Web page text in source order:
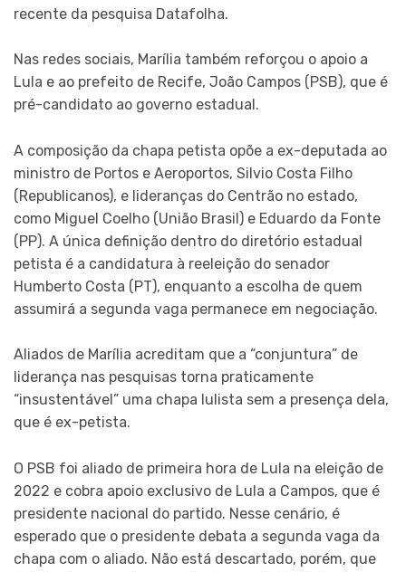
recente da pesquisa Datafolha.
Nas redes sociais, Marília também reforçou o apoio a
Lula e ao prefeito de Recife, João Campos (PSB), que é
pré-candidato ao governo estadual.
A composição da chapa petista opõe a ex-deputada ao
ministro de Portos e Aeroportos, Silvio Costa Filho
(Republicanos), e lideranças do Centrão no estado,
como Miguel Coelho (União Brasil) e Eduardo da Fonte
(PP). A única definição dentro do diretório estadual
petista é a candidatura à reeleição do senador
Humberto Costa (PT), enquanto a escolha de quem
assumirá a segunda vaga permanece em negociação.
Aliados de Marília acreditam que a “conjuntura” de
liderança nas pesquisas torna praticamente
“insustentável” uma chapa lulista sem a presença dela,
que é ex-petista.
O PSB foi aliado de primeira hora de Lula na eleição de
2022 e cobra apoio exclusivo de Lula a Campos, que é
presidente nacional do partido. Nesse cenário, é
esperado que o presidente debata a segunda vaga da
chapa com o aliado. Não está descartado, porém, que